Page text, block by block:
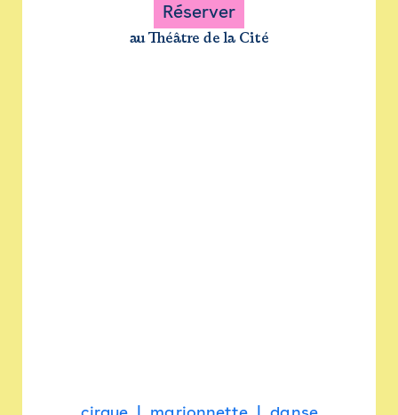
Réserver
au Théâtre de la Cité